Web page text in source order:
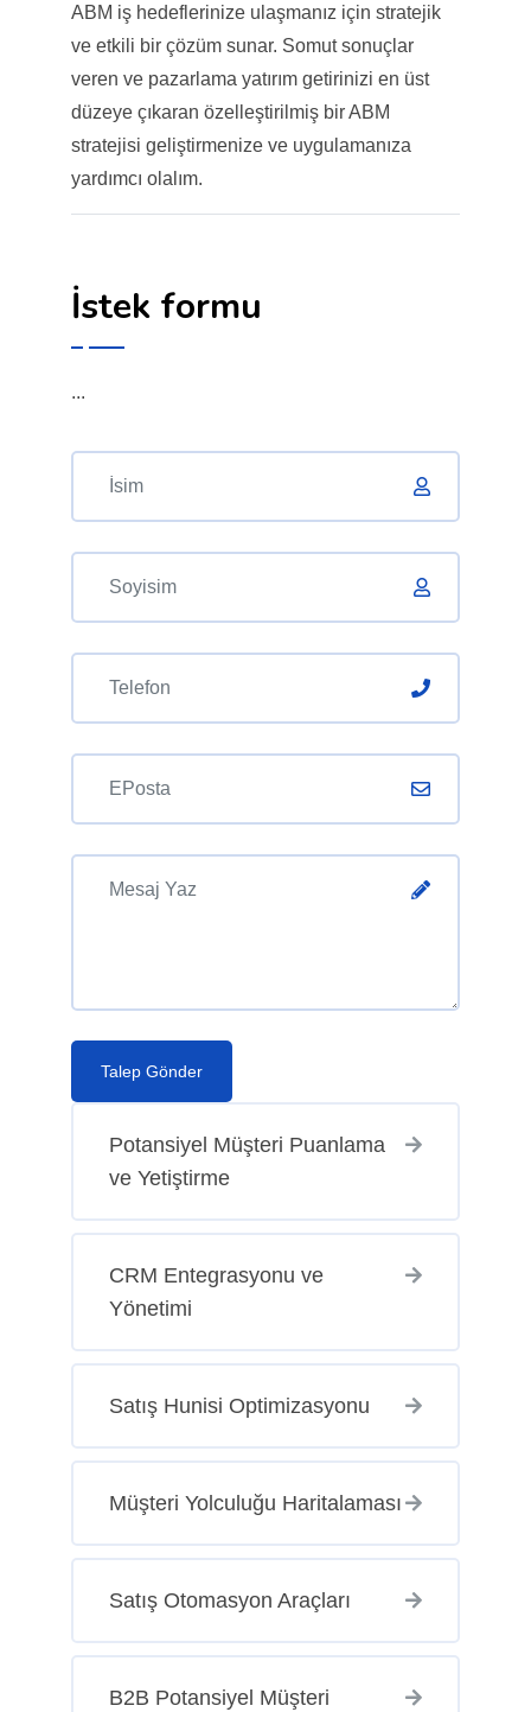
Potansiyel Müşteri Puanlama
ve Yetiştirme
CRM Entegrasyonu ve
Yönetimi
Satış Hunisi Optimizasyonu
Müşteri Yolculuğu Haritalaması
Satış Otomasyon Araçları
B2B Potansiyel Müşteri
ABM iş hedeflerinize ulaşmanız için stratejik
ve etkili bir çözüm sunar. Somut sonuçlar
veren ve pazarlama yatırım getirinizi en üst
düzeye çıkaran özelleştirilmiş bir ABM
stratejisi geliştirmenize ve uygulamanıza
yardımcı olalım.
İstek formu
...
Talep Gönder